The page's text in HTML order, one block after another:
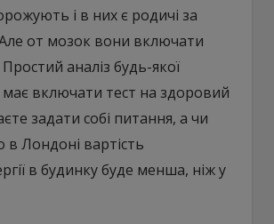
і в них є родичі за
от мозок вони включати
аналіз будь-якої
має включати тест на здоровий
задати собі питання, а чи
Лондоні вартість
в будинку буде менша, ніж у